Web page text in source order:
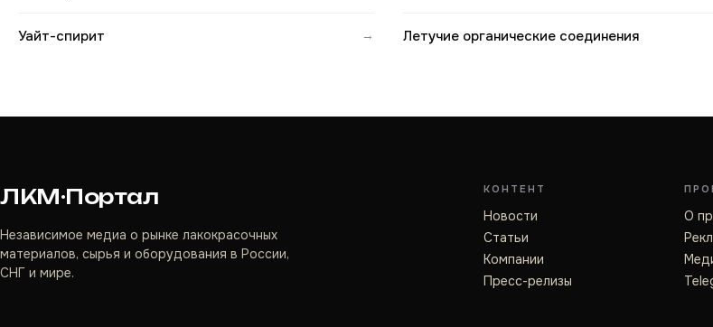
Уайт-спирит → Летучие органические соединения
ЛКМ·Портал
Независимое медиа о рынке лакокрасочных
материалов, сырья и оборудования в России,
СНГ и мире.
КОНТЕНТ
Новости
Статьи
Компании
Пресс-релизы
О